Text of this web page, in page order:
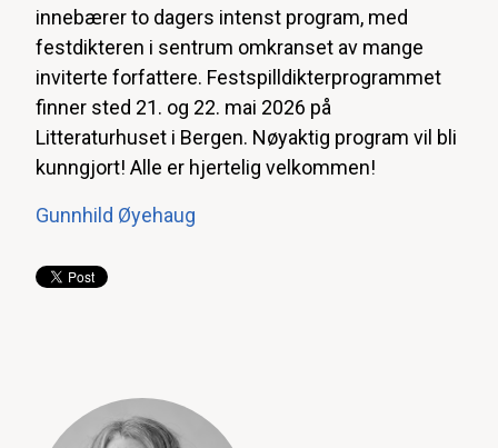
innebærer to dagers intenst program, med
festdikteren i sentrum omkranset av mange
inviterte forfattere. Festspilldikterprogrammet
finner sted 21. og 22. mai 2026 på
Litteraturhuset i Bergen. Nøyaktig program vil bli
kunngjort! Alle er hjertelig velkommen!
Gunnhild Øyehaug